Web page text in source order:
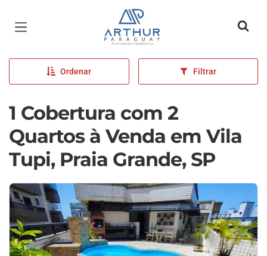
Página inicial
Ordenar Filtrar
1 Cobertura com 2
Quartos à Venda em Vila
Tupi, Praia Grande, SP